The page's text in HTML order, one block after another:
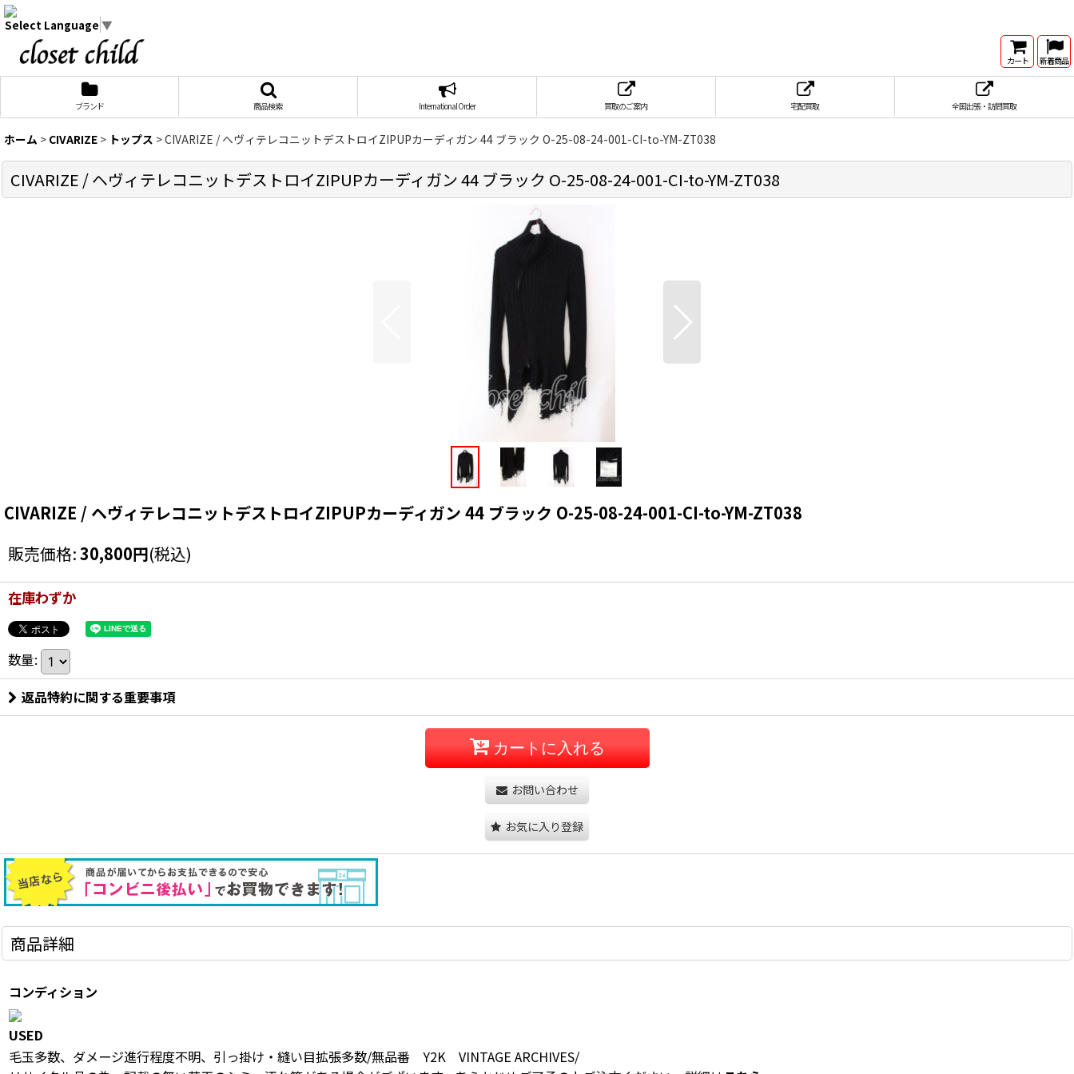
Select Language ▼
カート 新着商品
ブランド 商品検索 International Order 買取のご案内 宅配買取 全国出張・訪問買取
ホーム > CIVARIZE > トップス >CIVARIZE / ヘヴィテレコニットデストロイZIPUPカーディガン 44 ブラック O-25-08-24-001-CI-to-YM-ZT038
CIVARIZE / ヘヴィテレコニットデストロイZIPUPカーディガン 44 ブラック O-25-08-24-001-CI-to-YM-ZT038
CIVARIZE / ヘヴィテレコニットデストロイZIPUPカーディガン 44 ブラック O-25-08-24-001-CI-to-YM-ZT038
販売価格:30,800円(税込)
在庫わずか
数量:
返品特約に関する重要事項
カートに入れる
お問い合わせ
お気に入り登録
商品詳細
コンディション
USED
毛玉多数、ダメージ進行程度不明、引っ掛け・縫い目拡張多数/無品番 Y2K VINTAGE ARCHIVES/